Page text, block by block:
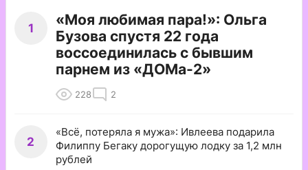
1
«Моя любимая пара!»: Ольга
Бузова спустя 22 года
воссоединилась с бывшим
парнем из «ДОМа-2»
228 2
2
«Всё, потеряла я мужа»: Ивлеева подарила
Филиппу Бегаку дорогущую лодку за 1,2 млн
рублей